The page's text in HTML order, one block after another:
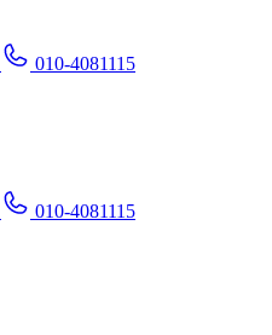
010-4081115
010-4081115